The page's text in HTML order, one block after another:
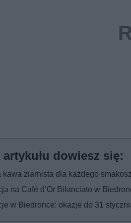
kawa ziarnista dla każdego
na Café d’Or Bilanciato w
w Biedronce: okazje do 31